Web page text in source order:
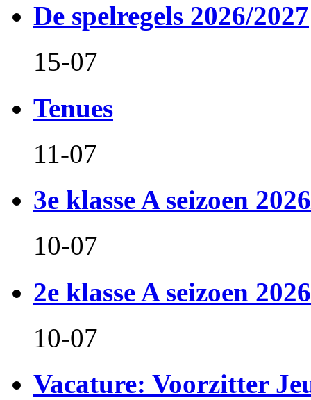
De spelregels 2026/2027
15-07
Tenues
11-07
3e klasse A seizoen
10-07
2e klasse A seizoen
10-07
Vacature: Voorzitter